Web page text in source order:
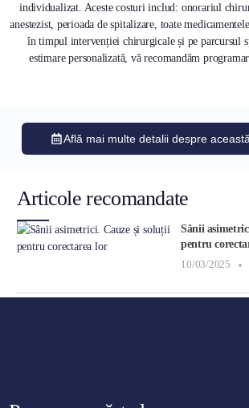
individualizat. Aceste costuri includ: onorariul
anestezist, perioada de spitalizare, toate
în timpul intervenției chirurgicale și pe parcursul
estimare personalizată, vă recomandăm
Află mai multe detalii despre
Articole recomandate
Sânii
pentru
10/03/2025